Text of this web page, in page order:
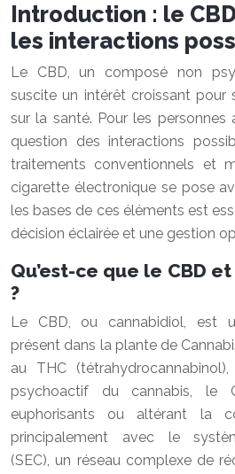
Introduction : le
les interactions
Le CBD, un composé non
suscite un intérêt croissant pour
sur la santé. Pour les
question des interactions
traitements conventionnels et
cigarette électronique se pose
les bases de ces éléments est
décision éclairée et une gestion
Qu’est-ce que le CBD
?
Le CBD, ou cannabidiol, est
présent dans la plante de
au THC
psychoactif du cannabis, le
euphorisants ou altérant la
principalement avec le
(SEC), un réseau complexe de